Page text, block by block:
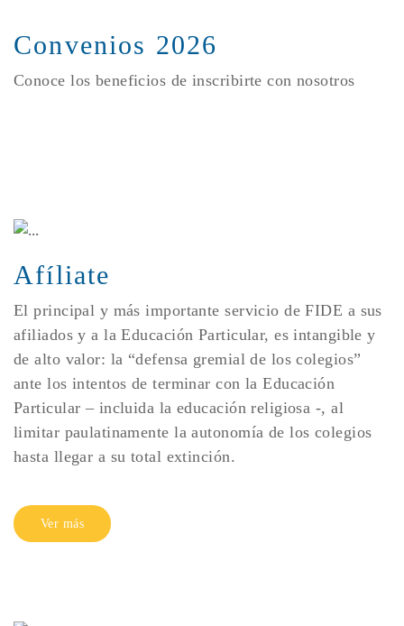
Convenios 2026
Conoce los beneficios de inscribirte con nosotros
Afíliate
El principal y más importante servicio de FIDE a sus
afiliados y a la Educación Particular, es intangible y
de alto valor: la “defensa gremial de los colegios”
ante los intentos de terminar con la Educación
Particular – incluida la educación religiosa -, al
limitar paulatinamente la autonomía de los colegios
hasta llegar a su total extinción.
Ver más